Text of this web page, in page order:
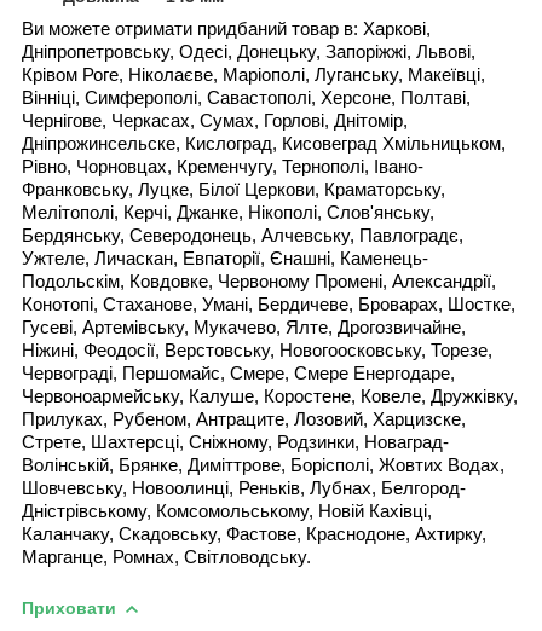
Ви можете отримати придбаний товар в: Харкові,
Дніпропетровську, Одесі, Донецьку, Запоріжжі, Львові,
Крівом Роге, Ніколаєве, Маріополі, Луганську, Макеївці,
Вінніці, Симферополі, Савастополі, Херсоне, Полтаві,
Чернігове, Черкасах, Сумах, Горлові, Днітомір,
Дніпрожинсельске, Кислоград, Кисовеград Хмільницьком,
Рівно, Чорновцах, Кременчугу, Тернополі, Івано-
Франковську, Луцке, Білої Церкови, Краматорську,
Мелітополі, Керчі, Джанке, Нікополі, Слов'янську,
Бердянську, Северодонець, Алчевську, Павлоградє,
Ужтеле, Личаскан, Евпаторії, Єнашні, Каменець-
Подольскім, Ковдовке, Червоному Промені, Александрії,
Конотопі, Стаханове, Умані, Бердичеве, Броварах, Шостке,
Гусеві, Артемівську, Мукачево, Ялте, Дрогозвичайне,
Ніжині, Феодосії, Верстовську, Новогоосковську, Торезе,
Червограді, Першомайс, Смере, Смере Енергодаре,
Червоноармейську, Калуше, Коростене, Ковеле, Дружківку,
Прилуках, Рубеном, Антраците, Лозовий, Харцизске,
Стрете, Шахтерсці, Сніжному, Родзинки, Новаград-
Волінській, Брянке, Диміттрове, Борісполі, Жовтих Водах,
Шовчевську, Новоолинці, Реньків, Лубнах, Белгород-
Дністрівському, Комсомольському, Новій Кахівці,
Каланчаку, Скадовську, Фастове, Краснодоне, Ахтирку,
Марганце, Ромнах, Світловодську.
Приховати